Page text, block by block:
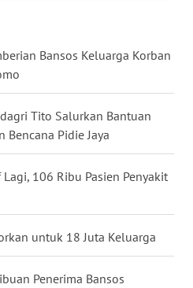
Bansos Keluarga Korban
Tito Salurkan Bantuan
Pidie Jaya
106 Ribu Pasien Penyakit
untuk 18 Juta Keluarga
Penerima Bansos